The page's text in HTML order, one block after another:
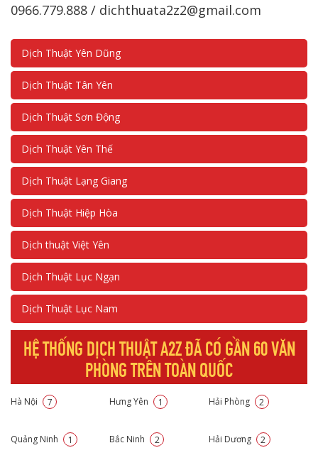
0966.779.888 / dichthuata2z2@gmail.com
Dịch Thuật Yên Dũng
Dịch Thuật Tân Yên
Dịch Thuật Sơn Động
Dịch Thuật Yên Thế
Dịch Thuật Lạng Giang
Dịch Thuật Hiệp Hòa
Dịch thuật Việt Yên
Dịch Thuật Lục Ngạn
Dịch Thuật Lục Nam
HỆ THỐNG DỊCH THUẬT A2Z ĐÃ CÓ GẦN 60 VĂN
PHÒNG TRÊN TOÀN QUỐC
Hà Nội 7 Hưng Yên 1 Hải Phòng 2
Quảng Ninh 1 Bắc Ninh 2 Hải Dương 2